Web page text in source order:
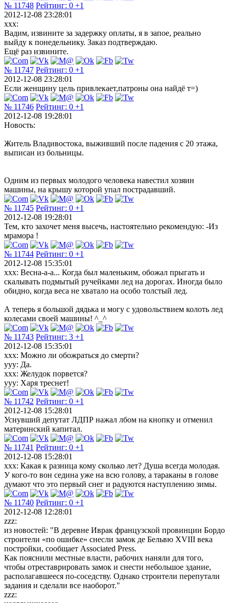
№ 11748 Рейтинг: 0 +1
2012-12-08 23:28:01
xxx:
Вадим, извините за задержку оплаты, я в запое, реально
выйду к понедельнику. Заказ подтверждаю.
Ещё раз извините.
№ 11747 Рейтинг: 0 +1
2012-12-08 23:28:01
Если женщину цель привлекает,патроны она найдё т=)
№ 11746 Рейтинг: 0 +1
2012-12-08 19:28:01
Новость:
Житель Владивостока, выживший после падения с 20 этажа,
выписан из больницы.
Одним из первых молодого человека навестил хозяин
машины, на крышу которой упал пострадавший.
№ 11745 Рейтинг: 0 +1
2012-12-08 19:28:01
Тем, кто захочет меня высечь, настоятельно рекомендую: -Из
мрамора !
№ 11744 Рейтинг: 0 +1
2012-12-08 15:35:01
ххх: Весна-а-а... Когда был маленьким, обожал прыгать и
скалывать подмытый ручейками лед на дорогах. Иногда было
обидно, когда веса не хватало на особо толстый лед.
А теперь я большой дядька и могу с удовольствием колоть лед
колесами своей машины! ^_^
№ 11743 Рейтинг: 3 +1
2012-12-08 15:35:01
ххх: Можно ли обожраться до смерти?
ууу: Да.
ххх: Желудок порвется?
ууу: Харя треснет!
№ 11742 Рейтинг: 0 +1
2012-12-08 15:28:01
Уснувший депутат ЛДПР нажал лбом на кнопку и отменил
материнский капитал.
№ 11741 Рейтинг: 0 +1
2012-12-08 15:28:01
xxx: Какая к разница кому сколько лет? Душа всегда молодая.
У кого-то вон седина уже на всю голову, а тараканы в голове
думают что это первый снег и радуются наступлению зимы.
№ 11740 Рейтинг: 0 +1
2012-12-08 12:28:01
zzz:
из новостей: "В деревне Иврак французской провинции Бордо
строители «по ошибке» снесли замок де Бельвю XVIII века
постройки, сообщает Associated Press.
Как пояснили местные власти, рабочих наняли для того,
чтобы отреставрировать замок и снести небольшое здание,
располагавшееся по-соседству. Однако строители перепутали
задания и сделали все наоборот."
zzz: